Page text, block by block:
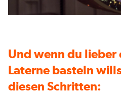
Und wenn du lieber
Laterne basteln
diesen Schritten: